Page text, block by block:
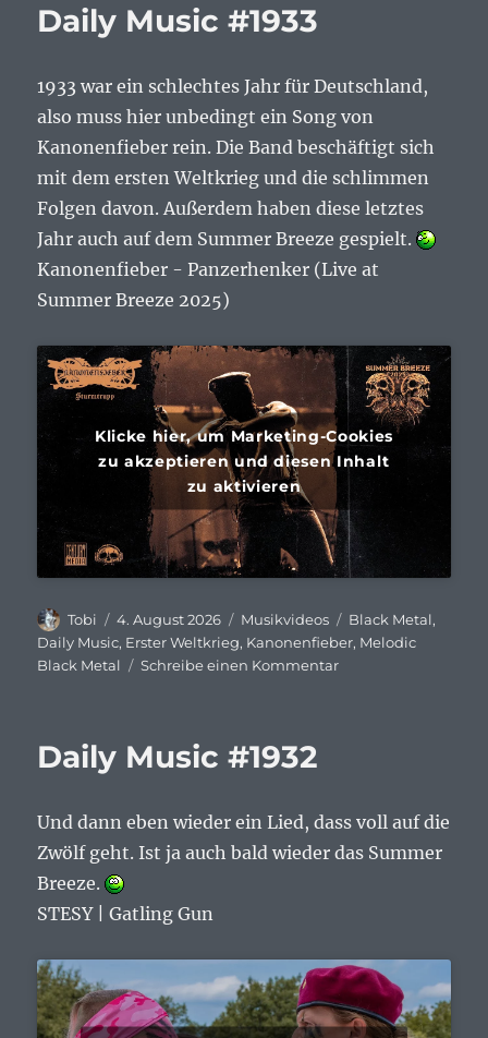
Daily Music #1933
1933 war ein schlechtes Jahr für Deutschland,
also muss hier unbedingt ein Song von
Kanonenfieber rein. Die Band beschäftigt sich
mit dem ersten Weltkrieg und die schlimmen
Folgen davon. Außerdem haben diese letztes
Jahr auch auf dem Summer Breeze gespielt.
Kanonenfieber - Panzerhenker (Live at
Summer Breeze 2025)
Klicke hier, um Marketing-Cookies
zu akzeptieren und diesen Inhalt
zu aktivieren
Autor
Tobi
Veröffentlicht
am
4. August 2026 Kategorien
Musikvideos Schlagwörter
Black Metal,
Daily Music, Erster Weltkrieg, Kanonenfieber, Melodic
Black Metal
Schreibe einen Kommentarzu
Daily Music #1932
Und dann eben wieder ein Lied, dass voll auf die
Zwölf geht. Ist ja auch bald wieder das Summer
Breeze.
STESY | Gatling Gun